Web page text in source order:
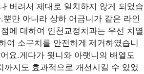
버려서 제대로 일치하지 않게 되었습
만 아니라 상하 어금니가 같은 라인
에 대하여 인천교정치과는 우선 치열
여 소구치를 안전하게 제거하였습니
요.게다가 윗니와 아랫니의 배열도
지도 효과적으로 개선시킬 수 있었